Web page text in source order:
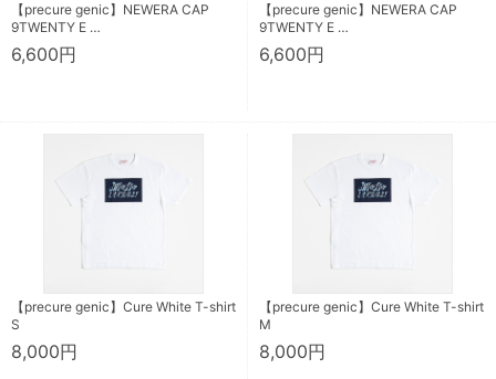
【precure genic】NEWERA CAP
9TWENTY E …
6,600円
【precure genic】NEWERA CAP
9TWENTY E …
6,600円
【precure genic】Cure White T-shirt
S
8,000円
【precure genic】Cure White T-shirt
M
8,000円